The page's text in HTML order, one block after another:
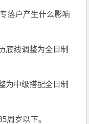
落户产生什么影响
底线调整为全日制
为中级搭配全日制
周岁以下。